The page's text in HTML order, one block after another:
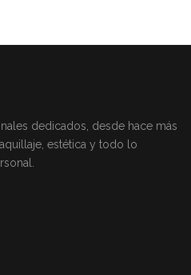
dedicados, desde hace más
estética y todo lo